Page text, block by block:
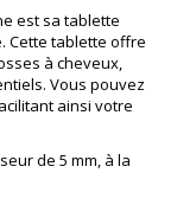
est sa tablette
Cette tablette offre
à cheveux,
Vous pouvez
ainsi votre
de 5 mm, à la